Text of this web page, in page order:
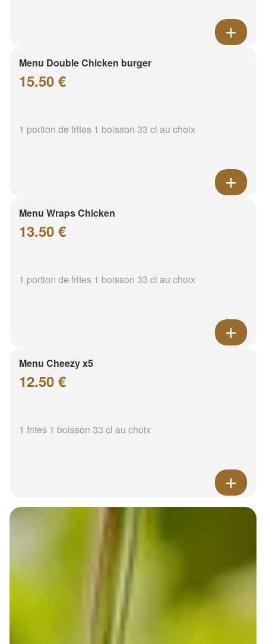
Menu Double Chicken burger
15.50 €
1 portion de frites 1 boisson 33 cl au choix
Menu Wraps Chicken
13.50 €
1 portion de frites 1 boisson 33 cl au choix
Menu Cheezy x5
12.50 €
1 frites 1 boisson 33 cl au choix